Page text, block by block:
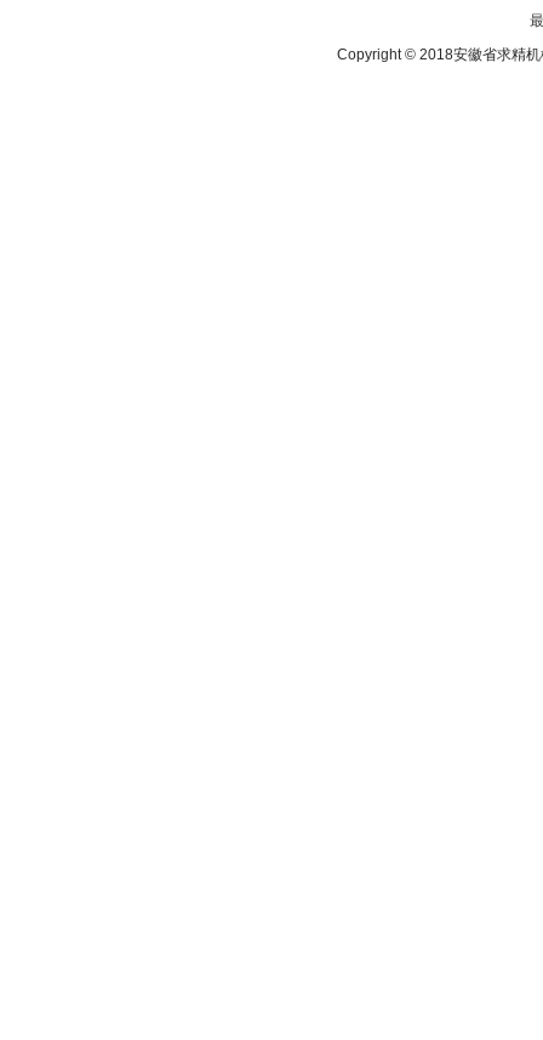
Copyright © 2018安徽省求精